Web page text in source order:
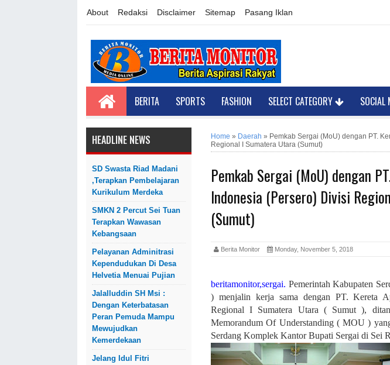
About Redaksi Disclaimer Sitemap Pasang Iklan
BERITA SPORTS FASHION SELECT CATEGORY SOCIAL
HEADLINE NEWS
SD Swasta Riad Madani
,Terapkan Pembelajaran
Kurikulum Merdeka
SMKN 2 Percut Sei Tuan
Terapkan Wawasan
Kebangsaan
Pelayanan Adminitrasi
Kependudukan Di Desa
Helvetia Menuai Pujian
Jalalluddin SH Msi :
Dengan Keterbatasan
Peran Pemuda Mampu
Mewujudkan
Kemerdekaan
Jelang Idul Fitri
Home » Daerah » Pemkab Sergai (MoU) dengan PT.
Regional I Sumatera Utara (Sumut)
Pemkab Sergai (MoU) dengan
Indonesia (Persero) Divisi
(Sumut)
Berita Monitor Monday, November 5, 2018
beritamonitor,sergai. Pemerintah Kabupaten
) menjalin kerja sama dengan PT. Kereta
Regional I Sumatera Utara ( Sumut ),
Memorandum Of Understanding ( MOU )
Serdang Komplek Kantor Bupati Sergai di Sei